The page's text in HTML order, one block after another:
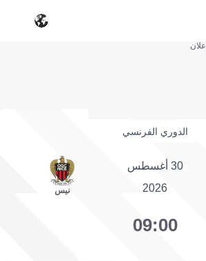
إعلان
الدوري الفرنسي
30 أغسطس
2026
09:00
نيس